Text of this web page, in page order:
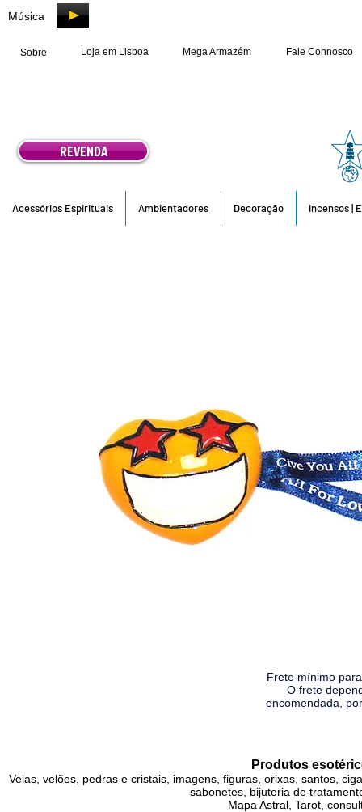
Música
Sobre Loja em Lisboa Mega Armazém Fale Connosco
REVENDA
Acessórios Espirituais Ambientadores Decoração Incensos |
Frete mínimo
O frete
encomendada,
Produtos
Velas, velões, pedras e cristais, imagens, figuras, orixas, santos,
sabonetes, bijuteria de
Mapa Astral, Tarot,